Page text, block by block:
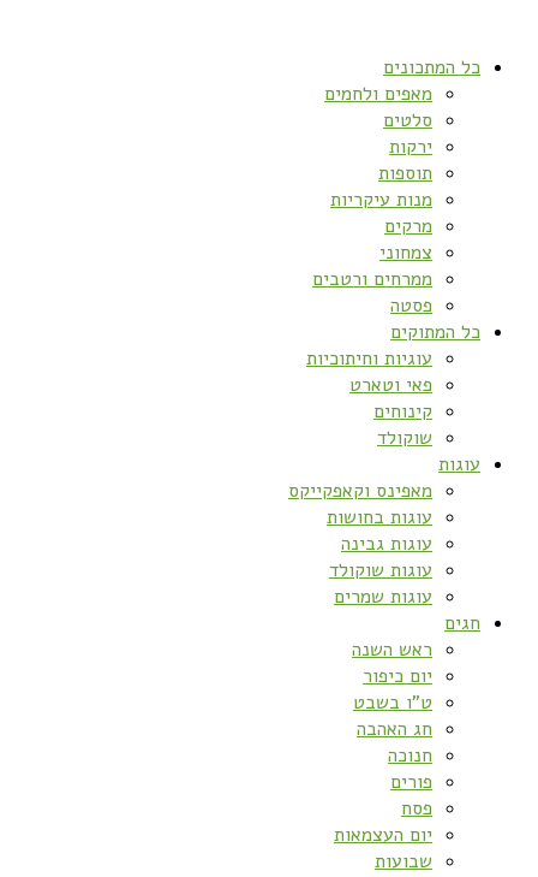
כל המתכונים
מאפים ולחמים
סלטים
ירקות
תוספות
מנות עיקריות
מרקים
צמחוני
ממרחים ורטבים
פסטה
כל המתוקים
עוגיות וחיתוכיות
פאי וטארט
קינוחים
שוקולד
עוגות
מאפינס וקאפקייקס
עוגות בחושות
עוגות גבינה
עוגות שוקולד
עוגות שמרים
חגים
ראש השנה
יום כיפור
ט”ו בשבט
חג האהבה
חנוכה
פורים
פסח
יום העצמאות
שבועות